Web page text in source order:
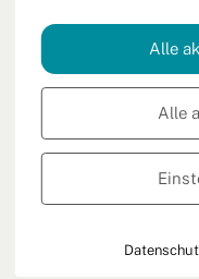
Alle
Alle